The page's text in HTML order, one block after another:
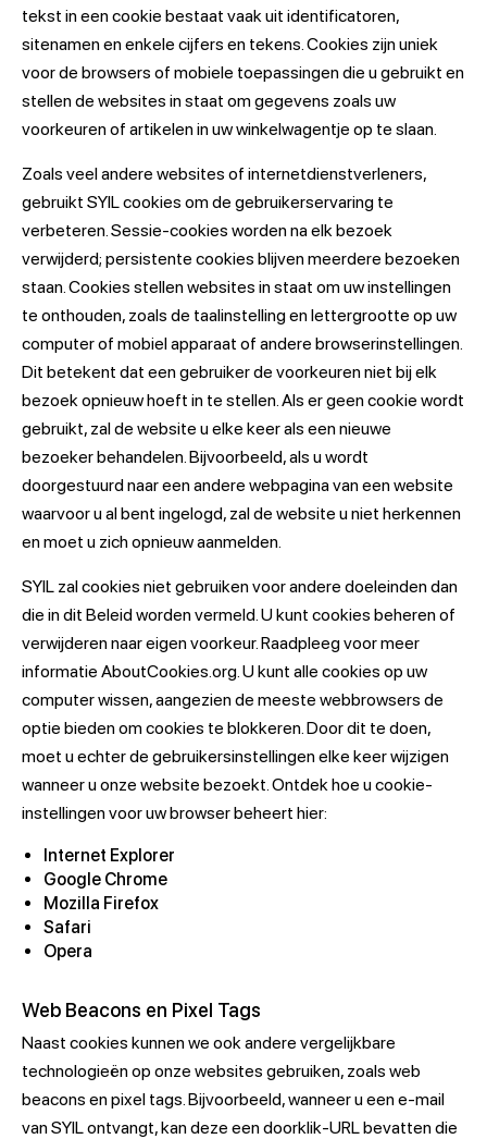
tekst in een cookie bestaat vaak uit identificatoren,
sitenamen en enkele cijfers en tekens. Cookies zijn uniek
voor de browsers of mobiele toepassingen die u gebruikt en
stellen de websites in staat om gegevens zoals uw
voorkeuren of artikelen in uw winkelwagentje op te slaan.
Zoals veel andere websites of internetdienstverleners,
gebruikt SYIL cookies om de gebruikerservaring te
verbeteren. Sessie-cookies worden na elk bezoek
verwijderd; persistente cookies blijven meerdere bezoeken
staan. Cookies stellen websites in staat om uw instellingen
te onthouden, zoals de taalinstelling en lettergrootte op uw
computer of mobiel apparaat of andere browserinstellingen.
Dit betekent dat een gebruiker de voorkeuren niet bij elk
bezoek opnieuw hoeft in te stellen. Als er geen cookie wordt
gebruikt, zal de website u elke keer als een nieuwe
bezoeker behandelen. Bijvoorbeeld, als u wordt
doorgestuurd naar een andere webpagina van een website
waarvoor u al bent ingelogd, zal de website u niet herkennen
en moet u zich opnieuw aanmelden.
SYIL zal cookies niet gebruiken voor andere doeleinden dan
die in dit Beleid worden vermeld. U kunt cookies beheren of
verwijderen naar eigen voorkeur. Raadpleeg voor meer
informatie AboutCookies.org. U kunt alle cookies op uw
computer wissen, aangezien de meeste webbrowsers de
optie bieden om cookies te blokkeren. Door dit te doen,
moet u echter de gebruikersinstellingen elke keer wijzigen
wanneer u onze website bezoekt. Ontdek hoe u cookie-
instellingen voor uw browser beheert hier:
Internet Explorer
Google Chrome
Mozilla Firefox
Safari
Opera
Web Beacons en Pixel Tags
Naast cookies kunnen we ook andere vergelijkbare
technologieën op onze websites gebruiken, zoals web
beacons en pixel tags. Bijvoorbeeld, wanneer u een e-mail
van SYIL ontvangt, kan deze een doorklik-URL bevatten die